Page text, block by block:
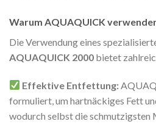
Warum AQUAQUICK
Die Verwendung eines
AQUAQUICK 2000 bietet
Effektive Entfettung:
formuliert, um hartnäckiges Fett
wodurch selbst die